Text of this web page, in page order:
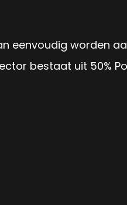
eenvoudig worden
bestaat uit 50%